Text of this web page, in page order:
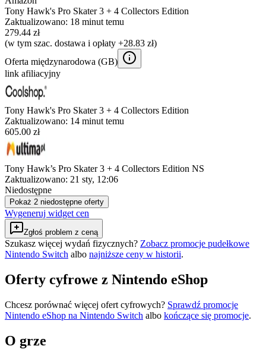
Tony Hawk's Pro Skater 3 + 4 Collectors Edition
Zaktualizowano: 18 minut temu
279.44 zł
(w tym szac. dostawa i opłaty +28.83 zł)
Oferta międzynarodowa (GB)
link afiliacyjny
Tony Hawk's Pro Skater 3 + 4 Collectors Edition
Zaktualizowano: 14 minut temu
605.00 zł
Tony Hawk’s Pro Skater 3 + 4 Collectors Edition NS
Zaktualizowano: 21 sty, 12:06
Niedostępne
Pokaż 2 niedostępne oferty
Wygeneruj widget cen
Zgłoś problem z ceną
Szukasz więcej wydań fizycznych? Zobacz promocje pudełkowe
Nintendo Switch albo najniższe ceny w historii.
Oferty cyfrowe z Nintendo eShop
Chcesz porównać więcej ofert cyfrowych? Sprawdź promocje
Nintendo eShop na Nintendo Switch albo kończące się promocje.
O grze